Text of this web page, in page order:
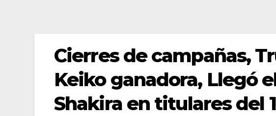
Cierres de campañas,
Keiko ganadora, Llegó
Shakira en titulares del